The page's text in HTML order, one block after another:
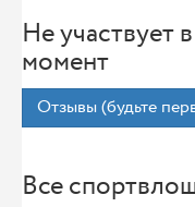
Не участвует
момент
Отзывы (будьте
Все